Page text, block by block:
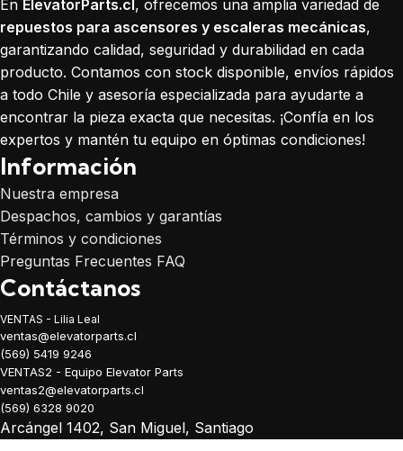
En ElevatorParts.cl, ofrecemos una amplia variedad de
repuestos para ascensores y escaleras mecánicas,
garantizando calidad, seguridad y durabilidad en cada
producto. Contamos con stock disponible, envíos rápidos
a todo Chile y asesoría especializada para ayudarte a
encontrar la pieza exacta que necesitas. ¡Confía en los
expertos y mantén tu equipo en óptimas condiciones!
Información
Nuestra empresa
Despachos, cambios y garantías
Términos y condiciones
Preguntas Frecuentes FAQ
Contáctanos
VENTAS - Lilia Leal
ventas@elevatorparts.cl
(569) 5419 9246
VENTAS2 - Equipo Elevator Parts
ventas2@elevatorparts.cl
(569) 6328 9020
Arcángel 1402, San Miguel, Santiago